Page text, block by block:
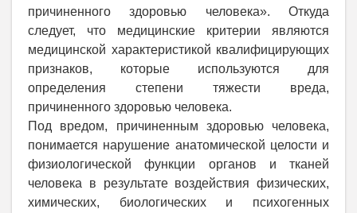
причиненного здоровью человека». Откуда
следует, что медицинские критерии являются
медицинской характеристикой квалифицирующих
признаков, которые используются для
определения степени тяжести вреда,
причиненного здоровью человека.
Под вредом, причиненным здоровью человека,
понимается нарушение анатомической целости и
физиологической функции органов и тканей
человека в результате воздействия физических,
химических, биологических и психогенных